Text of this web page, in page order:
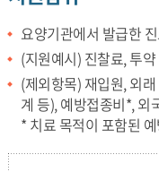
요양기관에서 발급한
(지원예시) 진찰료, 투
(제외항목) 재입원, 외
계 등), 예방접종비*, 외
* 치료 목적이 포함된